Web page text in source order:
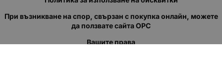
При възникване на спор, свързан с покупка онлайн, можете
да ползвате сайта ОРС
Вашите права